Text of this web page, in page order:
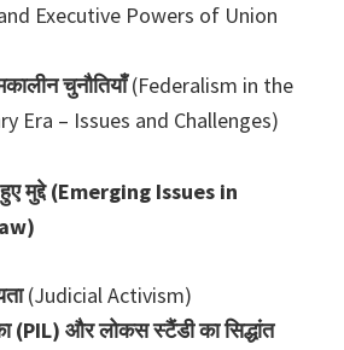
Executive Powers of Union
चुनौतियाँ(Federalism in the
Era – Issues and Challenges)
मुद्दे (Emerging Issues in
(Judicial Activism)
(PIL) और लोकस स्टैंडी का सिद्धांत